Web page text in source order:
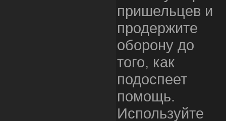
пришельцев и
продержите
оборону до
того, как
подоспеет
помощь.
Используйте